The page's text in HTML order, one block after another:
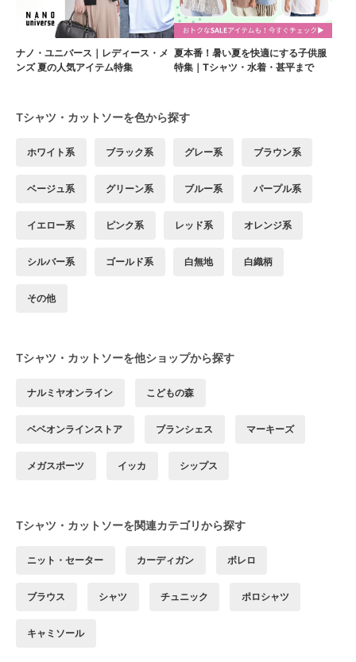
ナノ・ユニバース｜レディース・メ
ンズ 夏の人気アイテム特集
夏本番！暑い夏を快適にする子供服
特集｜Tシャツ・水着・甚平まで
Tシャツ・カットソーを色から探す
ホワイト系 ブラック系 グレー系 ブラウン系
ベージュ系 グリーン系 ブルー系 パープル系
イエロー系 ピンク系 レッド系 オレンジ系
シルバー系 ゴールド系 白無地 白織柄
その他
Tシャツ・カットソーを他ショップから探す
ナルミヤオンライン こどもの森
ベベオンラインストア ブランシェス マーキーズ
メガスポーツ イッカ シップス
Tシャツ・カットソーを関連カテゴリから探す
ニット・セーター カーディガン ボレロ
ブラウス シャツ チュニック ポロシャツ
キャミソール